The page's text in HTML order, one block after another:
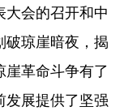
会的召开和中
琼崖暗夜，揭
革命斗争有了
发展提供了坚强